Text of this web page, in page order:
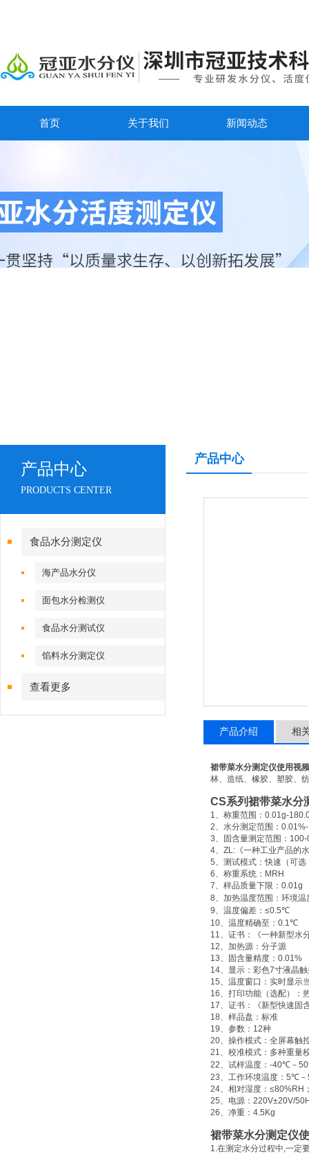
首页 关于我们 新闻动态
产品中心
PRODUCTS CENTER
食品水分测定仪
海产品水分仪
面包水分检测仪
食品水分测试仪
馅料水分测定仪
查看更多
产品中心
产品介绍 相
裙带菜水分测定仪使用视
林、造纸、橡胶、塑胶、
CS系列裙带菜水分
1、称重范围： 0.01g-
2、水分测定范围：
3、固含量测定范围： 100-
4、 ZL: 《一种工业产品的
5、测试模式：快速（可
6、称重系统： MRH
7、样品质量下限： 0.01g
8、加热温度范围：环境温
9、温度偏差： ≤0.5℃
10、温度精确至： 0.1℃
11、证书：《一种新型水
12、加热源：分子源
13、固含量精度： 0.01%
14、显示：彩色7寸液晶
15、温度窗口：实时显示
16、打印功能（选配）：
17、证书：《新型快速固
18、样品盘：标准
19、参数： 12种
20、操作模式：全屏幕触
21、校准模式：多种重量
22、试样温度： -40℃ － 50
23、工作环境温度： 5℃ －
24、相对湿度： ≤80%RΗ
25、电源： 220V±20V/
26、净重： 4.5Kg
裙带菜水分测定仪
1.在测定水分过程中,一定